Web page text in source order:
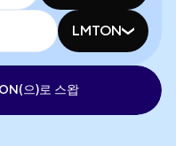
LMTON
으)로 스왑